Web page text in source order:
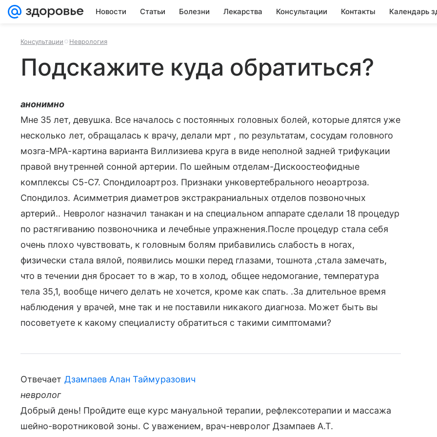
Новости Статьи Болезни Лекарства Консультации Контакты Календарь
Консультации Неврология
Подскажите куда обратиться?
анонимно
Мне 35 лет, девушка. Все началось с постоянных головных болей, которые длятся уже
несколько лет, обращалась к врачу, делали мрт , по результатам, сосудам головного
мозга-МРА-картина варианта Виллизиева круга в виде неполной задней трифукации
правой внутренней сонной артерии. По шейным отделам-Дискоостеофидные
комплексы С5-С7. Спондилоартроз. Признаки унковертебрального неоартроза.
Спондилоз. Асимметрия диаметров экстракраниальных отделов позвоночных
артерий.. Невролог назначил танакан и на специальном аппарате сделали 18 процедур
по растягиванию позвоночника и лечебные упражнения.После процедур стала себя
очень плохо чувствовать, к головным болям прибавились слабость в ногах,
физически стала вялой, появились мошки перед глазами, тошнота ,стала замечать,
что в течении дня бросает то в жар, то в холод, общее недомогание, температура
тела 35,1, вообще ничего делать не хочется, кроме как спать. .За длительное время
наблюдения у врачей, мне так и не поставили никакого диагноза. Может быть вы
посоветуете к какому специалисту обратиться с такими симптомами?
Отвечает Дзампаев Алан Таймуразович
невролог
Добрый день! Пройдите еще курс мануальной терапии, рефлексотерапии и массажа
шейно-воротниковой зоны. С уважением, врач-невролог Дзампаев А.Т.